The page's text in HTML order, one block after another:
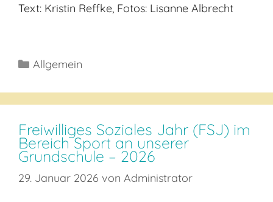
Text: Kristin Reffke, Fotos: Lisanne Albrecht
Kategorien
Allgemein
Freiwilliges Soziales Jahr (FSJ) im
Bereich Sport an unserer
Grundschule – 2026
29. Januar 2026 von Administrator